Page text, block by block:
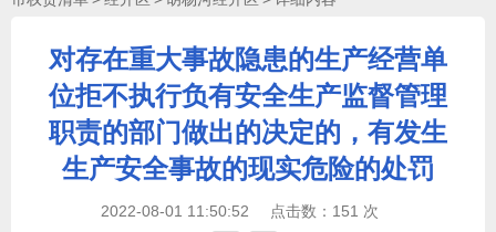
对存在重大事故隐患的生产经营单
位拒不执行负有安全生产监督管理
职责的部门做出的决定的，有发生
生产安全事故的现实危险的处罚
2022-08-01 11:50:52 点击数： 151 次